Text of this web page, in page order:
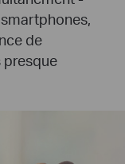
de
presque